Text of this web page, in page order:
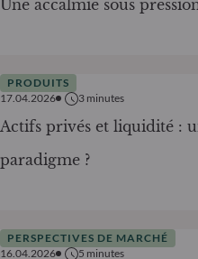
Une accalmie sous
PRODUITS
17.04.2026
3 minutes
Actifs privés et liquidité :
paradigme ?
PERSPECTIVES DE MARCHÉ
16.04.2026
5 minutes